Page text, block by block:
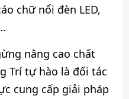
chữ nổi đèn LED,
nâng cao chất
Trí tự hào là đối tác
cung cấp giải pháp